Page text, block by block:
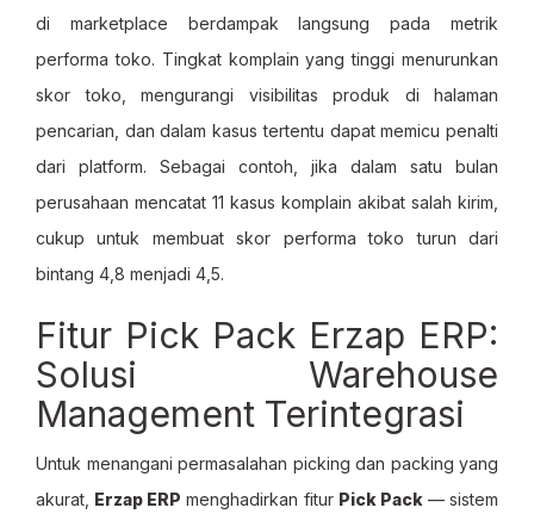
di marketplace berdampak langsung pada metrik
performa toko. Tingkat komplain yang tinggi menurunkan
skor toko, mengurangi visibilitas produk di halaman
pencarian, dan dalam kasus tertentu dapat memicu penalti
dari platform. Sebagai contoh, jika dalam satu bulan
perusahaan mencatat 11 kasus komplain akibat salah kirim,
cukup untuk membuat skor performa toko turun dari
bintang 4,8 menjadi 4,5.
Fitur Pick Pack Erzap ERP:
Solusi Warehouse
Management Terintegrasi
Untuk menangani permasalahan picking dan packing yang
akurat, Erzap ERP menghadirkan fitur Pick Pack— sistem